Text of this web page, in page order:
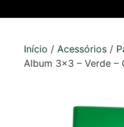
Início / Acessórios /
Album 3×3 – Verde –